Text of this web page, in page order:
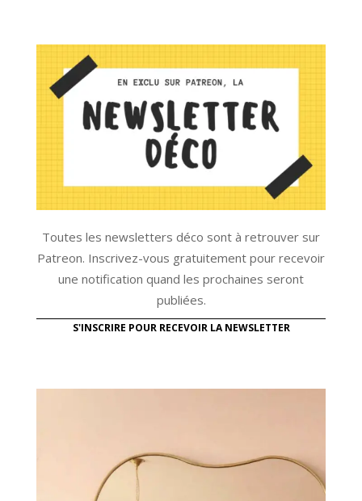
Toutes les newsletters déco sont à retrouver sur
Patreon. Inscrivez-vous gratuitement pour recevoir
une notification quand les prochaines seront
publiées.
S'INSCRIRE POUR RECEVOIR LA NEWSLETTER